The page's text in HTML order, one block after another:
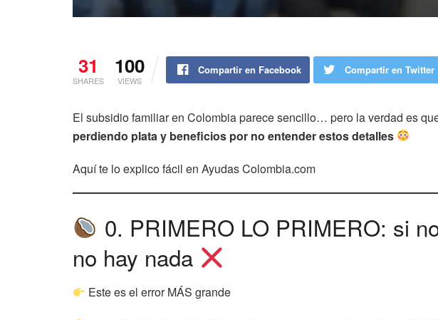
31
SHARES
100
VIEWS
Compartir en Facebook Compartir en Twitter
El subsidio familiar en Colombia parece sencillo… pero la verdad es
perdiendo plata y beneficios por no entender estos detalles
Aquí te lo explico fácil en Ayudas Colombia.com
0. PRIMERO LO PRIMERO: si
no hay nada
Este es el error MÁS grande